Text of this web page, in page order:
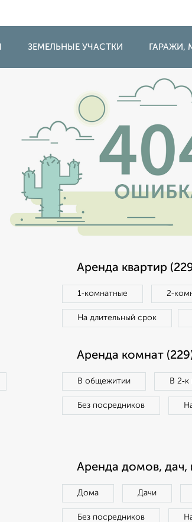
ЗЕМЕЛЬНЫЕ УЧАСТКИ
Аренда квартир
1‑комнатные
На длительный срок
Аренда комнат
В общежитии В 2‑к
Без посредников
Аренда домов, дач,
Дома Дачи
Без посредников